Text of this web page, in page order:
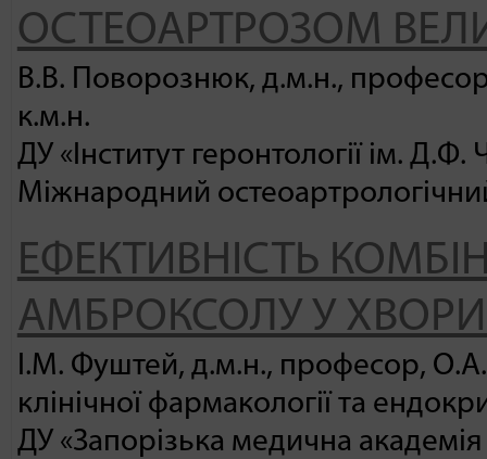
ОСТЕОАРТРОЗОМ
В.В. Поворознюк, д.м.н.,
к.м.н.
ДУ «Інститут геронтології ім.
Міжнародний
ЕФЕКТИВНІСТЬ
АМБРОКСОЛУ У
І.М. Фуштей, д.м.н., професор, О.А.
клінічної фармакології та
ДУ «Запорізька медична